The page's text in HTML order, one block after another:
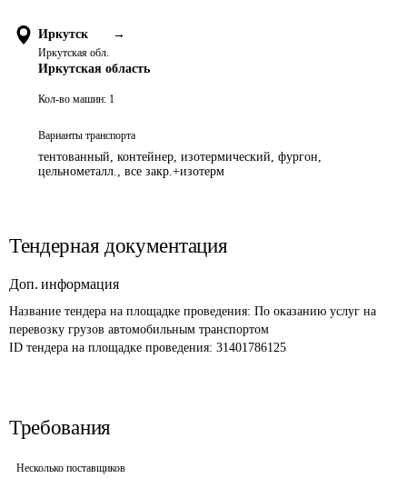
Иркутск →
Иркутская обл.
Иркутская область
Кол-во машин: 1
Варианты транспорта
тентованный, контейнер, изотермический, фургон,
цельнометалл., все закр.+изотерм
Тендерная документация
Доп. информация
Название тендера на площадке проведения: По оказанию услуг на
перевозку грузов автомобильным транспортом
ID тендера на площадке проведения: 31401786125
Требования
Несколько поставщиков